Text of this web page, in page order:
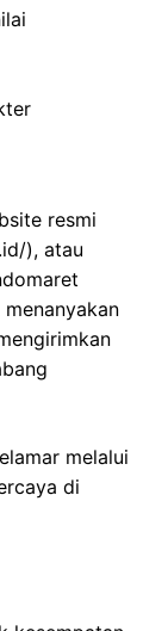
resmi
), atau
melalui
di